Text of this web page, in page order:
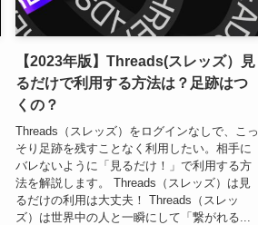
【2023年版】Threads(スレッズ）見
るだけで利用する方法は？足跡はつ
くの？
Threads（スレッズ）をログインなしで、こっ
そり足跡を残すことなく利用したい。相手に
バレないように「見るだけ！」で利用する方
法を解説します。 Threads（スレッズ）は見
るだけの利用は大丈夫！ Threads（スレッ
ズ）は世界中の人と一瞬にして「繋がれる...